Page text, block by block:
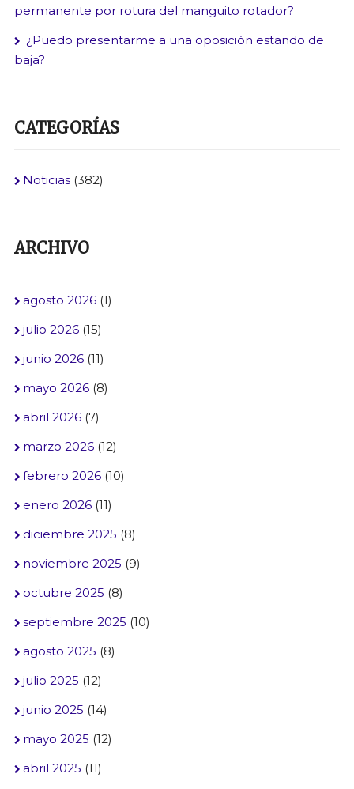
permanente por rotura del manguito rotador?
¿Puedo presentarme a una oposición estando de
baja?
CATEGORÍAS
Noticias(382)
ARCHIVO
agosto 2026(1)
julio 2026(15)
junio 2026(11)
mayo 2026(8)
abril 2026(7)
marzo 2026(12)
febrero 2026(10)
enero 2026(11)
diciembre 2025 (8)
noviembre 2025 (9)
octubre 2025 (8)
septiembre 2025 (10)
agosto 2025 (8)
julio 2025 (12)
junio 2025 (14)
mayo 2025 (12)
abril 2025 (11)